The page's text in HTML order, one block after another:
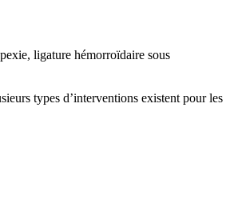
ligature hémorroïdaire sous
types d’interventions existent pour les